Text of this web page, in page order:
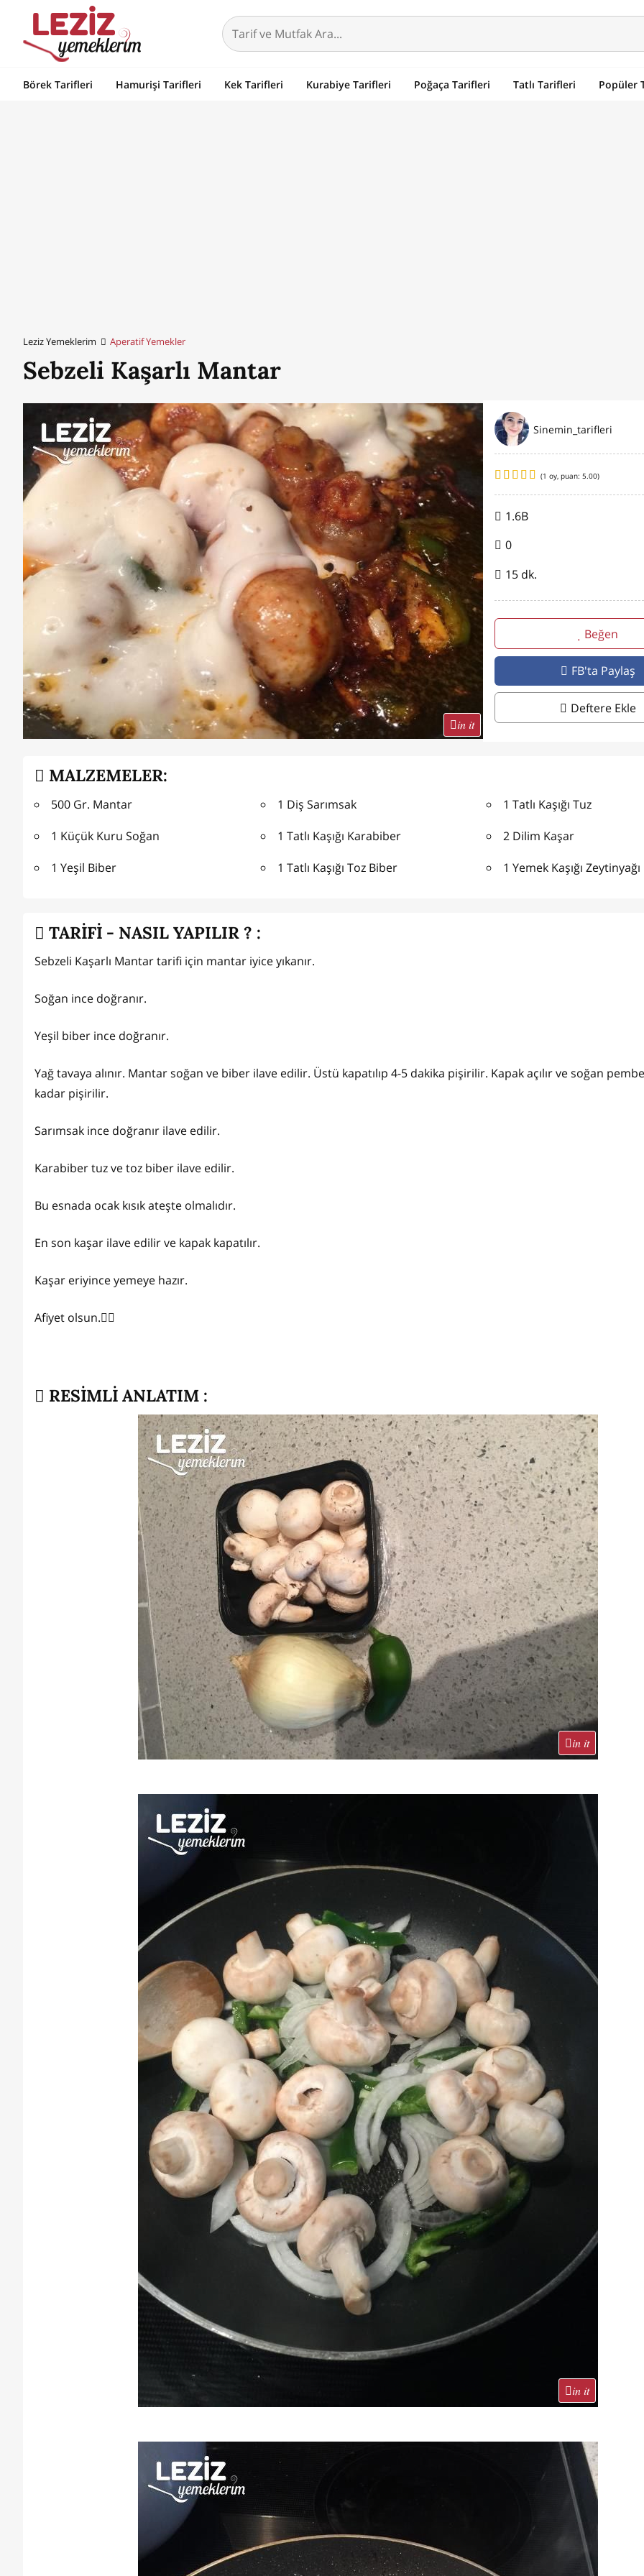
Börek Tarifleri Hamurişi Tarifleri Kek Tarifleri Kurabiye Tarifleri Poğaça Tarifleri Tatlı Tarifleri Popüler
Leziz Yemeklerim Aperatif Yemekler
Sebzeli Kaşarlı Mantar
in it
Sinemin_tarifleri
(1 oy, puan: 5.00)
1.6B
0
15 dk.
Beğen
FB'ta Paylaş
Deftere Ekle
MALZEMELER:
500 Gr. Mantar
1 Küçük Kuru Soğan
1 Yeşil Biber
1 Diş Sarımsak
1 Tatlı Kaşığı Karabiber
1 Tatlı Kaşığı Toz Biber
1 Tatlı Kaşığı Tuz
2 Dilim Kaşar
1 Yemek Kaşığı Zeytinyağı
TARİFİ - NASIL YAPILIR ? :
Sebzeli Kaşarlı Mantar tarifi için mantar iyice yıkanır.
Soğan ince doğranır.
Yeşil biber ince doğranır.
Yağ tavaya alınır. Mantar soğan ve biber ilave edilir. Üstü kapatılıp 4-5 dakika pişirilir. Kapak açılır ve soğan
kadar pişirilir.
Sarımsak ince doğranır ilave edilir.
Karabiber tuz ve toz biber ilave edilir.
Bu esnada ocak kısık ateşte olmalıdır.
En son kaşar ilave edilir ve kapak kapatılır.
Kaşar eriyince yemeye hazır.
Afiyet olsun.✌🏻
RESİMLİ ANLATIM :
in it
in it